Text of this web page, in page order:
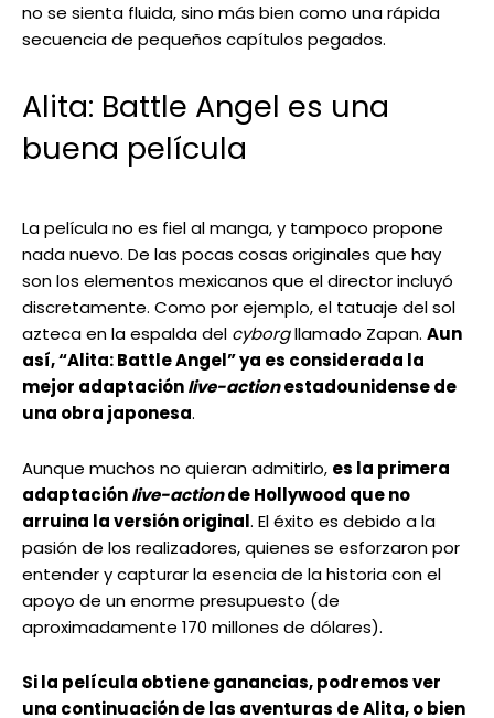
no se sienta fluida, sino más bien como una rápida
secuencia de pequeños capítulos pegados.
Alita: Battle Angel es una
buena película
La película no es fiel al manga, y tampoco propone
nada nuevo. De las pocas cosas originales que hay
son los elementos mexicanos que el director incluyó
discretamente. Como por ejemplo, el tatuaje del sol
azteca en la espalda del cyborgllamado Zapan. Aun
así, “Alita: Battle Angel” ya es considerada la
mejor adaptaciónlive-actionestadounidense de
una obra japonesa.
Aunque muchos no quieran admitirlo, es la primera
adaptaciónlive-actionde Hollywood que no
arruina la versión original. El éxito es debido a la
pasión de los realizadores, quienes se esforzaron por
entender y capturar la esencia de la historia con el
apoyo de un enorme presupuesto (de
aproximadamente 170 millones de dólares).
Si la película obtiene ganancias, podremos ver
una continuación de las aventuras de Alita, o bien